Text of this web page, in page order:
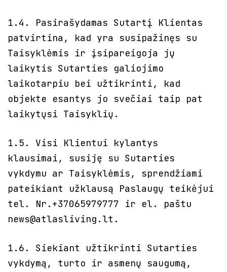
1.4. Pasirašydamas Sutartį Klientas
patvirtina, kad yra susipažinęs su
Taisyklėmis ir įsipareigoja jų
laikytis Sutarties galiojimo
laikotarpiu bei užtikrinti, kad
objekte esantys jo svečiai taip pat
laikytųsi Taisyklių.
1.5. Visi Klientui kylantys
klausimai, susiję su Sutarties
vykdymu ar Taisyklėmis, sprendžiami
pateikiant užklausą Paslaugų teikėjui
tel. Nr.+37065979777 ir el. paštu
news@atlasliving.lt .
1.6. Siekiant užtikrinti Sutarties
vykdymą, turto ir asmenų saugumą,